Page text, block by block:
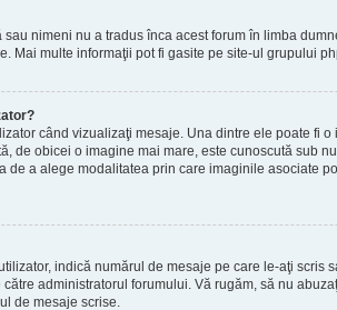
nimeni nu a tradus înca acest forum în limba
Mai multe informaţii pot fi gasite pe site-ul grupului
când vizualizaţi mesaje. Una dintre ele poate
de obicei o imagine mai mare, este cunoscută sub
a alege modalitatea prin care imaginile asociate
indică numărul de mesaje pe care le-aţi
administratorul forumului. Vă rugăm, să nu
de mesaje scrise.